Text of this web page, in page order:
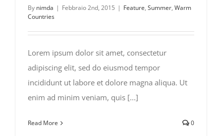
By nimda | Febbraio 2nd, 2015 | Feature, Summer, Warm
Countries
Lorem ipsum dolor sit amet, consectetur
adipiscing elit, sed do eiusmod tempor
incididunt ut labore et dolore magna aliqua. Ut
enim ad minim veniam, quis [...]
Read More 0